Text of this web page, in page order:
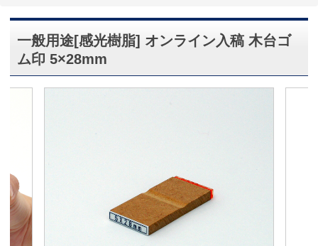
一般用途[感光樹脂] オンライン入稿 木台ゴ
ム印 5×28mm